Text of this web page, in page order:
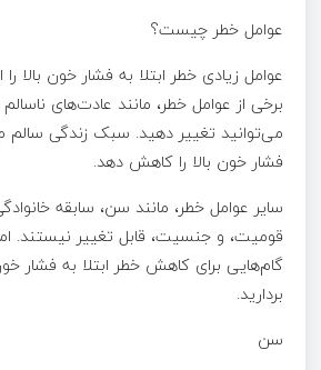
عوامل خطر چیست؟
عوامل زیادی خطر ابتلا به فشار خون بالا
برخی از عوامل خطر، مانند عادت‌های
می‌توانید تغییر دهید. سبک زندگی سالم
فشار خون بالا را کاهش دهد.
سایر عوامل خطر، مانند سن، سابقه
قومیت، و جنسیت، قابل تغییر نیستند.
گام‌هایی برای کاهش خطر ابتلا به فشار
بردارید.
سن